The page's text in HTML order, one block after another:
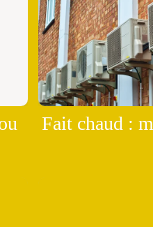
Fait chaud :